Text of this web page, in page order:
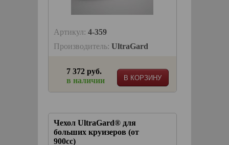
Артикул: 4-359
Производитель: UltraGard
В КОРЗИНУ
7 372 руб.
в наличии
Чехол UltraGard® для
больших круизеров (от
900сс)